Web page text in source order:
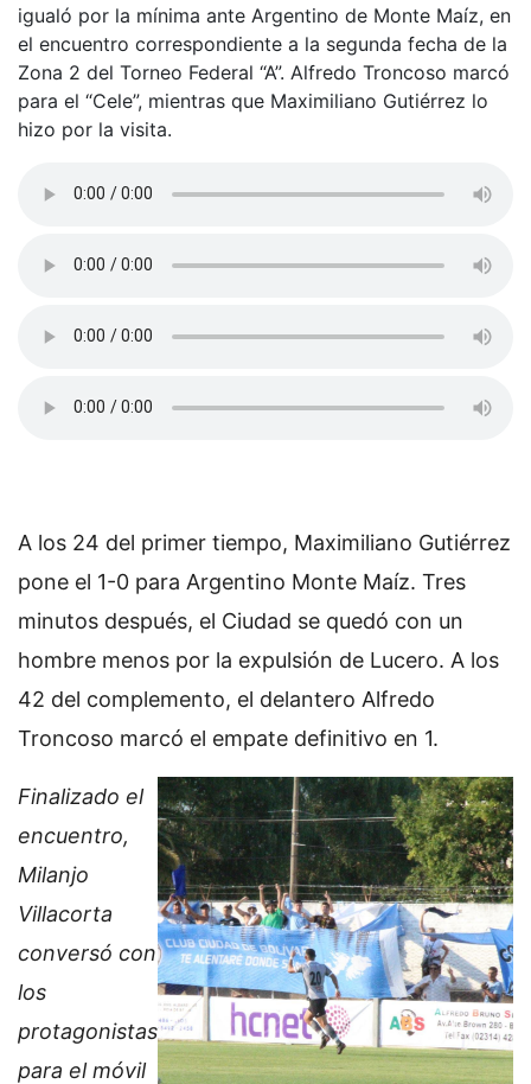
igualó por la mínima ante Argentino de Monte Maíz, en
el encuentro correspondiente a la segunda fecha de la
Zona 2 del Torneo Federal “A”. Alfredo Troncoso marcó
para el “Cele”, mientras que Maximiliano Gutiérrez lo
hizo por la visita.
A los 24 del primer tiempo, Maximiliano Gutiérrez
pone el 1-0 para Argentino Monte Maíz. Tres
minutos después, el Ciudad se quedó con un
hombre menos por la expulsión de Lucero. A los
42 del complemento, el delantero Alfredo
Troncoso marcó el empate definitivo en 1.
Finalizado el
encuentro,
Milanjo
Villacorta
conversó con
los
protagonistas
para el móvil